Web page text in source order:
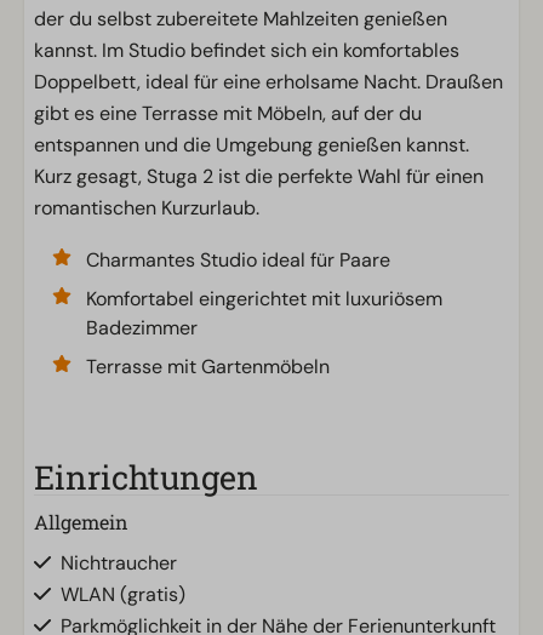
der du selbst zubereitete Mahlzeiten genießen
kannst. Im Studio befindet sich ein komfortables
Doppelbett, ideal für eine erholsame Nacht. Draußen
gibt es eine Terrasse mit Möbeln, auf der du
entspannen und die Umgebung genießen kannst.
Kurz gesagt, Stuga 2 ist die perfekte Wahl für einen
romantischen Kurzurlaub.
Charmantes Studio ideal für Paare
Komfortabel eingerichtet mit luxuriösem
Badezimmer
Terrasse mit Gartenmöbeln
Einrichtungen
Allgemein
Nichtraucher
WLAN (gratis)
Parkmöglichkeit in der Nähe der Ferienunterkunft